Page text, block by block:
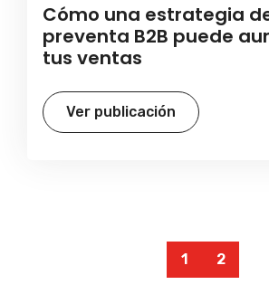
Cómo una estrategia
preventa B2B puede
tus ventas
Ver publicación
1 2